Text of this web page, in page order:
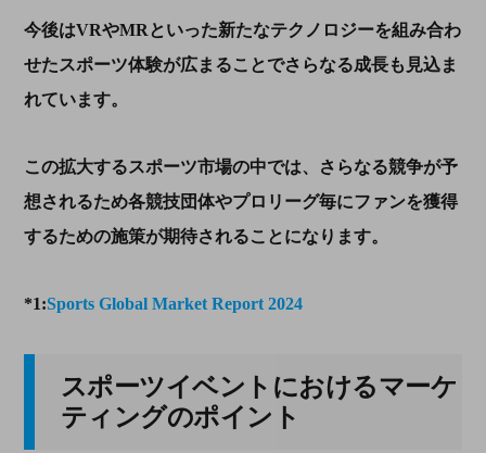
今後はVRやMRといった新たなテクノロジーを組み合わ
せたスポーツ体験が広まることでさらなる成長も見込ま
れています。
この拡大するスポーツ市場の中では、さらなる競争が予
想されるため各競技団体やプロリーグ毎にファンを獲得
するための施策が期待されることになります。
*1:Sports Global Market Report 2024
スポーツイベントにおけるマーケ
ティングのポイント